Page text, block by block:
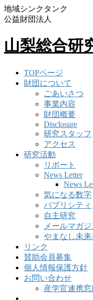
地域シンクタンク
公益財団法人
山梨総合研
TOPページ
財団について
ごあいさつ
事業内容
財団概要
Disclosure
研究スタッフ
アクセス
研究活動
リポート
News Letter
News
気になる数字
パブリシティ
自主研究
メールマガジ
やまなし未
リンク
賛助会員募集
個人情報保護方針
お問い合わせ
産学官連携窓